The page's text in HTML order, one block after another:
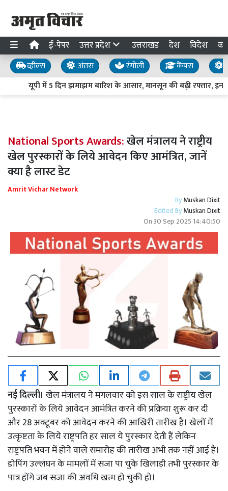
ई-पेपर उत्तर प्रदेश उत्तराखंड देश विदेश
व्हील्स अंतस रंगोली कैंपस
यूपी में 5 दिन झमाझम बारिश के आसार, मानसून की बढ़ी रफ्तार, इन
National Sports Awards:खेल मंत्रालय ने राष्ट्रीय
खेल पुरस्कारों के लिये आवेदन किए आमंत्रित, जानें
क्या है लास्ट डेट
Amrit Vichar Network
ByMuskan Dixit
Edited ByMuskan Dixit
On30 Sep 2025 14:40:50
नई दिल्ली। खेल मंत्रालय ने मंगलवार को इस साल के राष्ट्रीय खेल
पुरस्कारों के लिये आवेदन आमंत्रित करने की प्रक्रिया शुरू कर दी
और 28 अक्टूबर को आवेदन करने की आखिरी तारीख है। खेलों में
उत्कृष्टता के लिये राष्ट्रपति हर साल ये पुरस्कार देती हैं लेकिन
राष्ट्रपति भवन में होने वाले समारोह की तारीख अभी तक नहीं आई है।
डोपिंग उल्लंघन के मामलों में सजा पा चुके खिलाड़ी तभी पुरस्कार के
पात्र होंगे जब सजा की अवधि खत्म हो चुकी हो।